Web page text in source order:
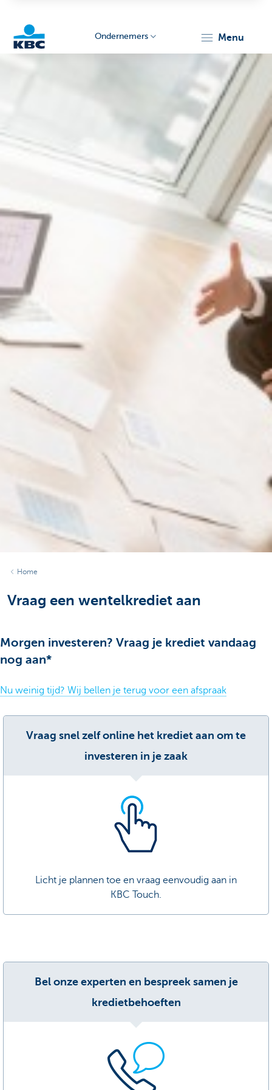
Ondernemers menu
Home
Vraag een wentelkrediet aan
Morgen investeren? Vraag je krediet vandaag
nog aan*
Nu weinig tijd? Wij bellen je terug voor een afspraak
Vraag snel zelf online het krediet aan om te
investeren in je zaak
Licht je plannen toe en vraag eenvoudig aan in
KBC Touch.
Bel onze experten en bespreek samen je
kredietbehoeften